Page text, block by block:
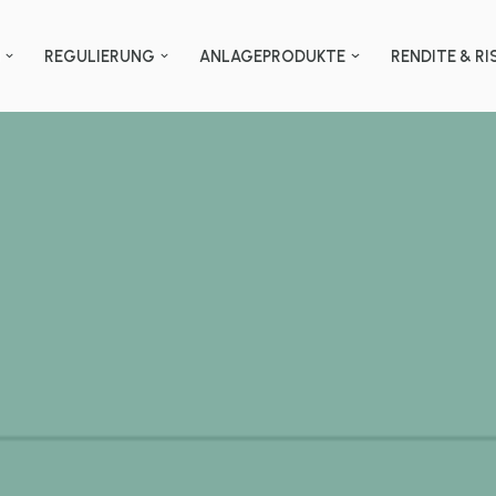
REGULIERUNG ANLAGEPRODUKTE RENDITE &